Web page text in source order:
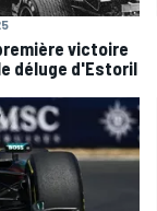
victoire
déluge d'Estoril